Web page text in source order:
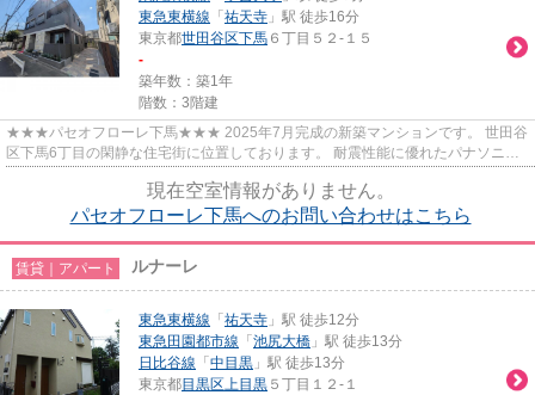
東急東横線 「 祐天寺 」駅 徒歩16分
東京都世田谷区下馬 ６丁目５２-１５
-
築年数：築1年
階数：3階建
★★★パセオフローレ下馬★★★ 2025年7月完成の新築マンションです。 世田谷
区下馬6丁目の閑静な住宅街に位置しております。 耐震性能に優れたパナソニッ
現在空室情報がありません。
パセオフローレ下馬へのお問い合わせはこちら
賃貸｜アパート ルナーレ
東急東横線 「 祐天寺 」駅 徒歩12分
東急田園都市線 「 池尻大橋 」駅 徒歩13分
日比谷線 「 中目黒 」駅 徒歩13分
東京都目黒区上目黒 ５丁目１２-１